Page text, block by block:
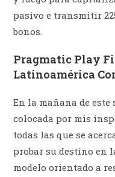
pasivo e transmitir
bonos.
Pragmatic Play
Latinoamérica
En la mañana de este
colocada por mis
todas las que se
probar su destino en
modelo orientado a